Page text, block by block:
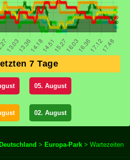
7 Tage
05. August
02. August
Deutschland > Europa-Park > Wartezeiten